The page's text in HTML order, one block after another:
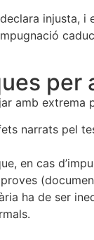
injusta,
per
amb
narrats pel
en cas
ha de ser